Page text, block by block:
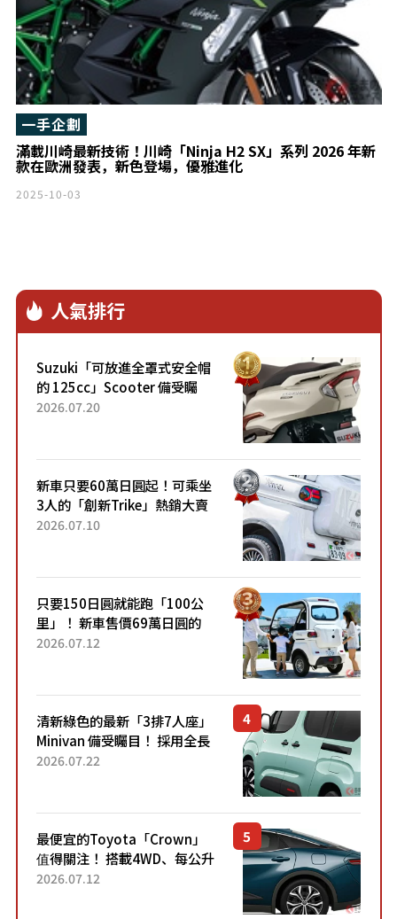
滿載川崎最新技術！川崎「Ninja H2 SX」系列 2026 年新
款在歐洲發表，新色登場，優雅進化￼￼￼
一手企劃
2025-10-03
人氣排行
Suzuki「可放進全罩式安全帽
的 125cc」Scooter 備受矚
目！採用全新流線設計與各項
2026.07.20
新車只要60萬日圓起！可乘坐
3人的「創新Trike」熱銷大賣
成為人氣車款！「養車成本真
2026.07.10
只要150日圓就能跑「100公
里」！ 新車售價69萬日圓的
「3人座」Trike大受歡迎！ 順
2026.07.12
清新綠色的最新「3排7人座」
Minivan 備受矚目！ 採用全長
4.7公尺剛剛好的車身尺寸與
2026.07.22
最便宜的Toyota「Crown」
值得關注！ 搭載4WD、每公升
22.4公里低油耗表現超亮眼！
2026.07.12